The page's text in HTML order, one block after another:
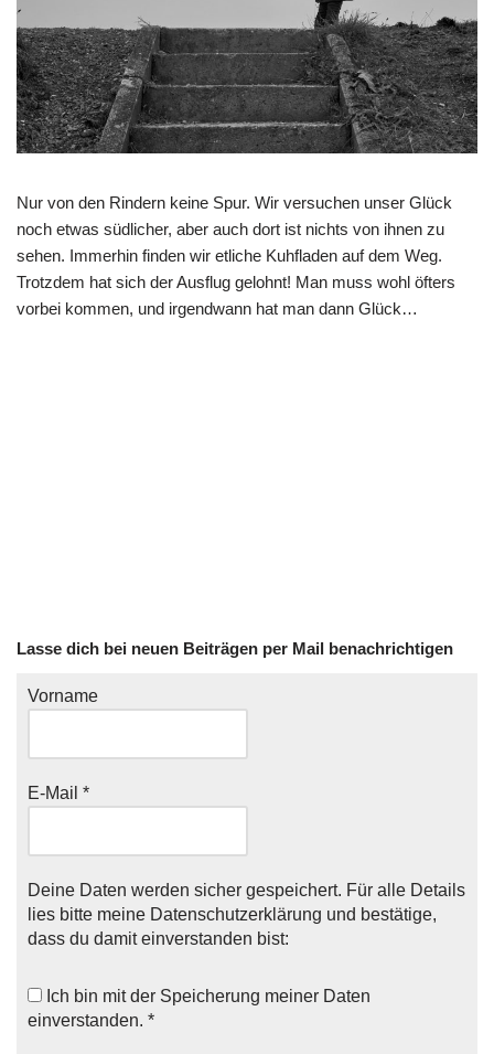
Nur von den Rindern keine Spur. Wir versuchen unser Glück
noch etwas südlicher, aber auch dort ist nichts von ihnen zu
sehen. Immerhin finden wir etliche Kuhfladen auf dem Weg.
Trotzdem hat sich der Ausflug gelohnt! Man muss wohl öfters
vorbei kommen, und irgendwann hat man dann Glück…
Lasse dich bei neuen Beiträgen per Mail benachrichtigen
Vorname
E-Mail *
Deine Daten werden sicher gespeichert. Für alle Details
lies bitte meine Datenschutzerklärung und bestätige,
dass du damit einverstanden bist:
Ich bin mit der Speicherung meiner Daten
einverstanden. *